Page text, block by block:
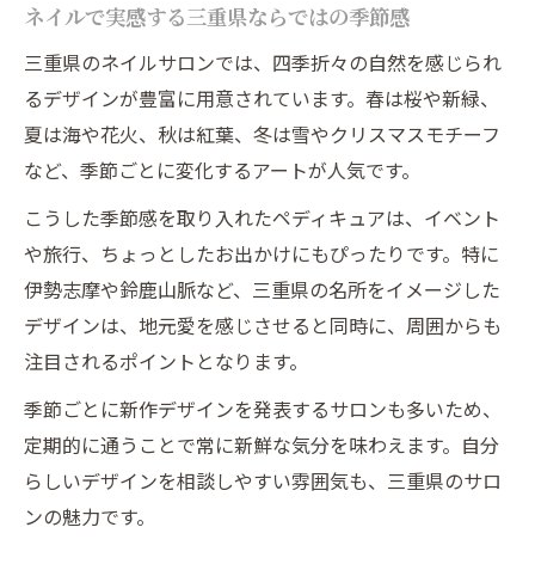
術
忙しい毎日にぴったりな三重県のネイルサ
ロン
ネイルが日常に馴染む三重県サロンの特徴
長持ちペディキュアのための三重県サロン活用
術
三重県のネイルサロンでペディキュア長持
ちの秘訣
ネイルを長持ちさせる三重県サロンの選び
方
三重県のプロが教えるペディキュア持続術
ネイルケアで差がつく三重県サロン活用法
三重県で叶う持ちの良いペディキュア体験
ネイルで実感する三重県ならではの季節感
三重県のネイルサロンでは、四季折々の自然を感じられ
るデザインが豊富に用意されています。春は桜や新緑、
夏は海や花火、秋は紅葉、冬は雪やクリスマスモチーフ
など、季節ごとに変化するアートが人気です。
こうした季節感を取り入れたペディキュアは、イベント
や旅行、ちょっとしたお出かけにもぴったりです。特に
伊勢志摩や鈴鹿山脈など、三重県の名所をイメージした
デザインは、地元愛を感じさせると同時に、周囲からも
注目されるポイントとなります。
季節ごとに新作デザインを発表するサロンも多いため、
定期的に通うことで常に新鮮な気分を味わえます。自分
らしいデザインを相談しやすい雰囲気も、三重県のサロ
ンの魅力です。